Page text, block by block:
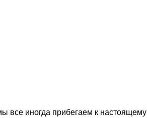
все иногда прибегаем к настоящему